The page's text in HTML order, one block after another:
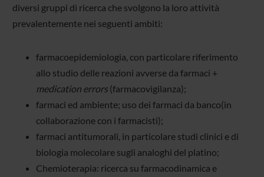
diversi gruppi di ricerca che svolgono la loro attività
prevalentemente nei seguenti ambiti:
farmacoepidemiologia, con particolare riferimento
allo studio delle reazioni avverse da farmaci +
medication errors(farmacovigilanza);
farmaci ed ambiente; uso dei farmaci da banco(in
collaborazione con i farmacisti);
farmaci antitumorali, in particolare studi clinici e di
biologia molecolare sugli analoghi del platino;
Chemioterapia: ricerca su farmacodinamica e